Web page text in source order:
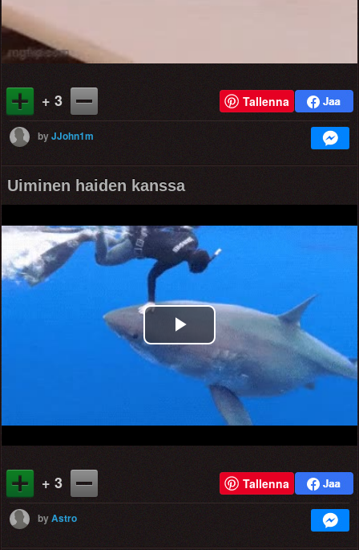
+ 3 Tallenna
byJJohn1m
Uiminen haiden kanssa
Play
Video
+ 3 Tallenna
byAstro